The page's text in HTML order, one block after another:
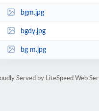
bgm.jpg
bgdy.jpg
bg m.jpg
Served by LiteSpeed Web